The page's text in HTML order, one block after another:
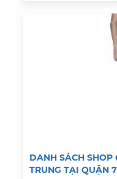
DANH SÁCH SHOP
TRUNG TẠI QUẬN 7